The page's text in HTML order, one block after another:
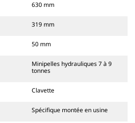
630 mm
319 mm
50 mm
Minipelles hydrauliques 7 à 9
tonnes
Clavette
Spécifique montée en usine